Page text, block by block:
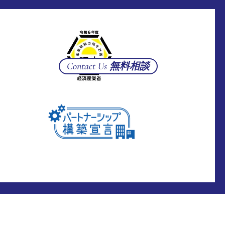
Contact Us 無料相談